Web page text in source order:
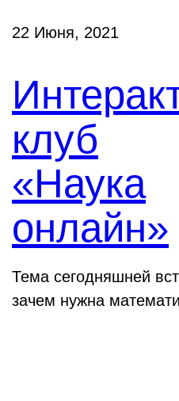
22 Июня, 2021
клуб
«Наука
онлайн»
Тема сегодняшней
зачем нужна